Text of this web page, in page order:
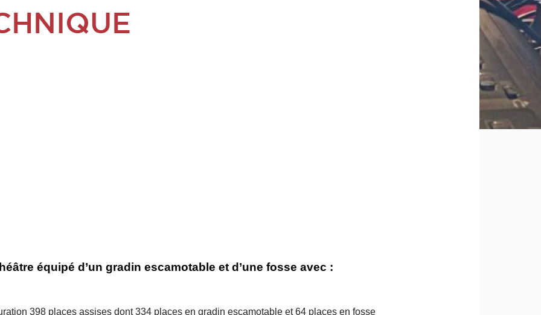
équipé d’un gradin escamotable et d’une fosse avec :
398 places assises dont 334 places en gradin escamotable et 64 places en fosse